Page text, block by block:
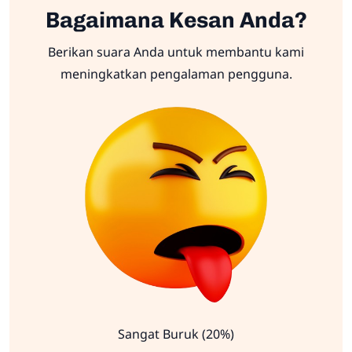
Bagaimana Kesan Anda?
Berikan suara Anda untuk membantu kami
meningkatkan pengalaman pengguna.
Sangat Buruk (20%)